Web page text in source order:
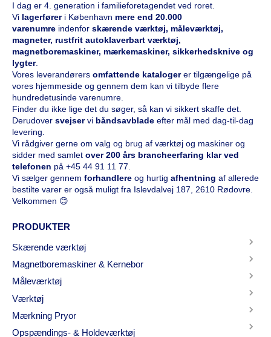
I dag er 4. generation i familieforetagendet ved roret.
Vi lagerfører i København mere end 20.000
varenumre indenfor skærende værktøj, måleværktøj,
magneter, rustfrit autoklaverbart værktøj,
magnetboremaskiner, mærkemaskiner, sikkerhedsknive og
lygter.
Vores leverandørers omfattende katalogerer tilgængelige på
vores hjemmeside og gennem dem kan vi tilbyde flere
hundredetusinde varenumre.
Finder du ikke lige det du søger, så kan vi sikkert skaffe det.
Derudover svejservi båndsavblade efter mål med dag-til-dag
levering.
Vi rådgiver gerne om valg og brug af værktøj og maskiner og
sidder med samlet over 200 års brancheerfaring klar ved
telefonen på +45 44 91 11 77
Vi sælger gennem forhandlere og hurtig afhentning af allerede
bestilte varer er også muligt fra Islevdalvej 187, 2610 Rødovre.
Velkommen 😊
PRODUKTER
Skærende værktøj
Magnetboremaskiner & Kernebor
Måleværktøj
Værktøj
Mærkning Pryor
Opspændings- & Holdeværktøj